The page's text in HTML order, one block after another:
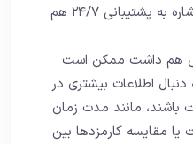
برداشت ارائه دادید. اشاره به پشتیبانی ۲۴/۷ هم
هم داشت ممکن است
دنبال اطلاعات بیشتری در
مانند مدت زمان
یا مقایسه کارمزدها بین